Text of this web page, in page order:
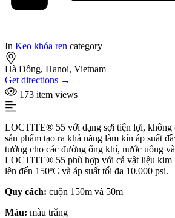
In Keo khóa ren category
Hà Đông, Hanoi, Vietnam
Get directions →
173 item views
LOCTITE® 55 với dạng sợi tiện lợi, không
sản phẩm tạo ra khả năng làm kín áp suất
tưởng cho các đường ống khí, nước uống và
LOCTITE® 55 phù hợp với cả vật liệu kim
lên đến 150ºC và áp suất tối đa 10.000 psi.
Quy cách: cuộn 150m và 50m
Màu: màu trắng